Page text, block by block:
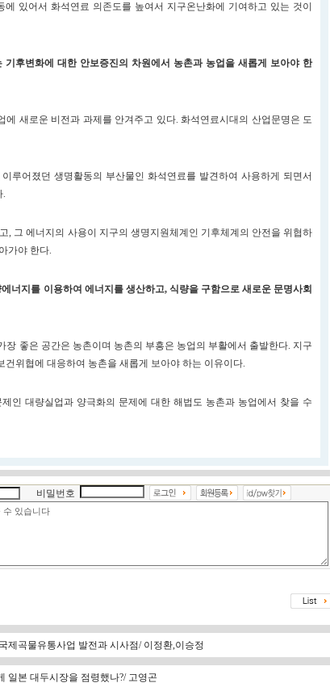
있어서 화석연료 의존도를 높여서 지구온난화에 기여하고 있는 것이
후변화에 대한 안보증진의 차원에서 농촌과 농업을 새롭게 보아야 한
에 새로운 비전과 과제를 안겨주고 있다. 화석연료시대의 산업문명은 도
루어졌던 생명활동의 부산물인 화석연료를 발견하여 사용하게 되면서
.
, 그 에너지의 사용이 지구의 생명지원체계인 기후체계의 안전을 위협하
가야 한다.
너지를 이용하여 에너지를 생산하고, 식량을 구함으로 새로운 문명사회
장 좋은 공간은 농촌이며 농촌의 부흥은 농업의 부활에서 출발한다. 지구
건위협에 대응하여 농촌을 새롭게 보아야 하는 이유이다.
인 대량실업과 양극화의 문제에 대한 해법도 농촌과 농업에서 찾을 수
비밀번호
제곡물유통사업 발전과 시사점/ 이정환,이승정
일본 대두시장을 점령했나?/ 고영곤